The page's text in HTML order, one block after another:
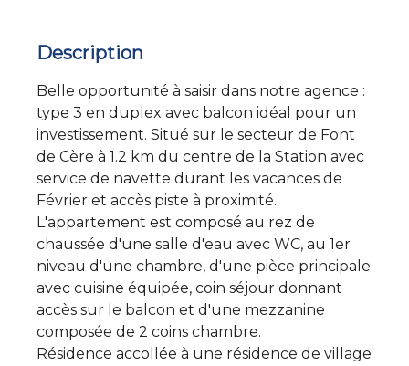
Description
Belle opportunité à saisir dans notre agence :
type 3 en duplex avec balcon idéal pour un
investissement. Situé sur le secteur de Font
de Cère à 1.2 km du centre de la Station avec
service de navette durant les vacances de
Février et accès piste à proximité.
L'appartement est composé au rez de
chaussée d'une salle d'eau avec WC, au 1er
niveau d'une chambre, d'une pièce principale
avec cuisine équipée, coin séjour donnant
accès sur le balcon et d'une mezzanine
composée de 2 coins chambre.
Résidence accollée à une résidence de village